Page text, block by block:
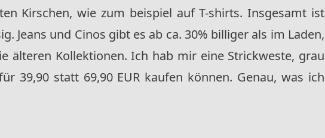
Kirschen, wie zum beispiel auf T-shirts. Insgesamt ist
Jeans und Cinos gibt es ab ca. 30% billiger als im Laden,
älteren Kollektionen. Ich hab mir eine Strickweste, grau
39,90 statt 69,90 EUR kaufen können. Genau, was ich